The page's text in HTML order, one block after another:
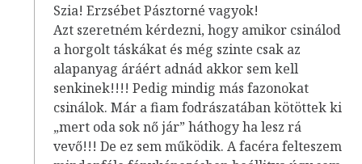
Szia! Erzsébet Pásztorné vagyok!
Azt szeretném kérdezni, hogy amikor csinálod
a horgolt táskákat és még szinte csak az
alapanyag áráért adnád akkor sem kell
senkinek!!!! Pedig mindig más fazonokat
csinálok. Már a fiam fodrászatában kötöttek ki
„mert oda sok nő jár” háthogy ha lesz rá
vevő!!! De ez sem működik. A facéra felteszem